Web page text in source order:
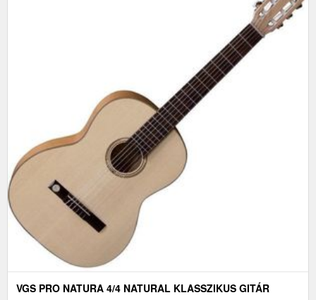
VGS PRO NATURA 4/4 NATURAL KLASSZIKUS GITÁR